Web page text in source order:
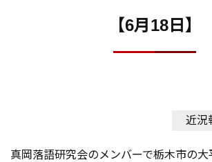
【6月18日】
近況
真岡落語研究会のメンバーで栃木市の大